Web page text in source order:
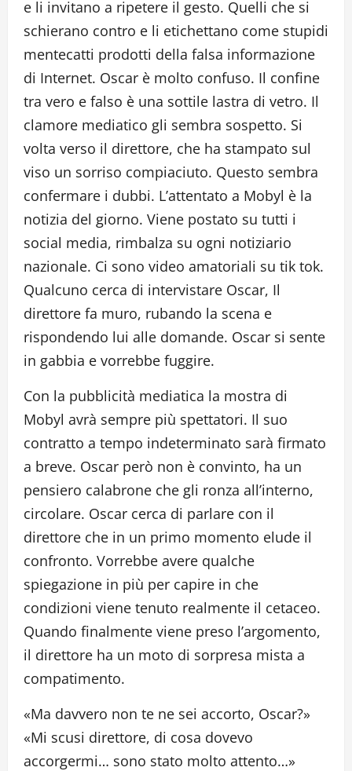
e li invitano a ripetere il gesto. Quelli che si
schierano contro e li etichettano come stupidi
mentecatti prodotti della falsa informazione
di Internet. Oscar è molto confuso. Il confine
tra vero e falso è una sottile lastra di vetro. Il
clamore mediatico gli sembra sospetto. Si
volta verso il direttore, che ha stampato sul
viso un sorriso compiaciuto. Questo sembra
confermare i dubbi. L’attentato a Mobyl è la
notizia del giorno. Viene postato su tutti i
social media, rimbalza su ogni notiziario
nazionale. Ci sono video amatoriali su tik tok.
Qualcuno cerca di intervistare Oscar, Il
direttore fa muro, rubando la scena e
rispondendo lui alle domande. Oscar si sente
in gabbia e vorrebbe fuggire.
Con la pubblicità mediatica la mostra di
Mobyl avrà sempre più spettatori. Il suo
contratto a tempo indeterminato sarà firmato
a breve. Oscar però non è convinto, ha un
pensiero calabrone che gli ronza all’interno,
circolare. Oscar cerca di parlare con il
direttore che in un primo momento elude il
confronto. Vorrebbe avere qualche
spiegazione in più per capire in che
condizioni viene tenuto realmente il cetaceo.
Quando finalmente viene preso l’argomento,
il direttore ha un moto di sorpresa mista a
compatimento.
«Ma davvero non te ne sei accorto, Oscar?»
«Mi scusi direttore, di cosa dovevo
accorgermi… sono stato molto attento…»